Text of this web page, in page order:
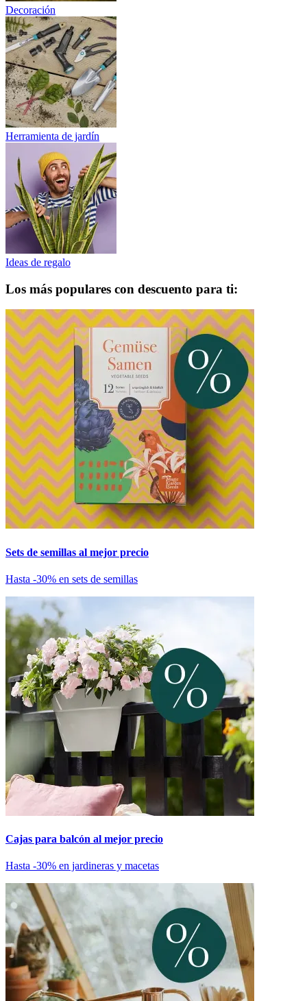
Decoración
Herramienta de jardín
Ideas de regalo
Los más populares con descuento para ti:
Sets de semillas al mejor precio
Hasta -30% en sets de semillas
Cajas para balcón al mejor precio
Hasta -30% en jardineras y macetas